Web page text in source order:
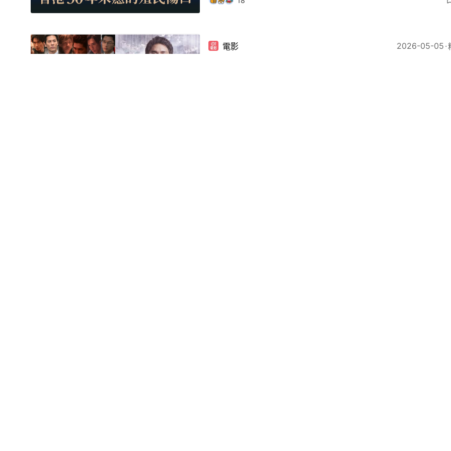
電影 2026-05-05